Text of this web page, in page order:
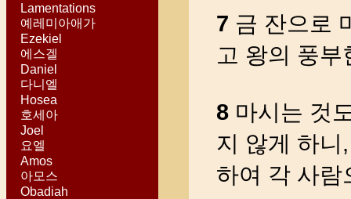
Lamentations
예레미아애가
Ezekiel
에스겔
Daniel
다니엘
Hosea
호세아
Joel
요엘
Amos
아모스
Obadiah
7 금 잔으로
고 왕의 풍
8마시는 것
지 않게 하니
하여 각 사람